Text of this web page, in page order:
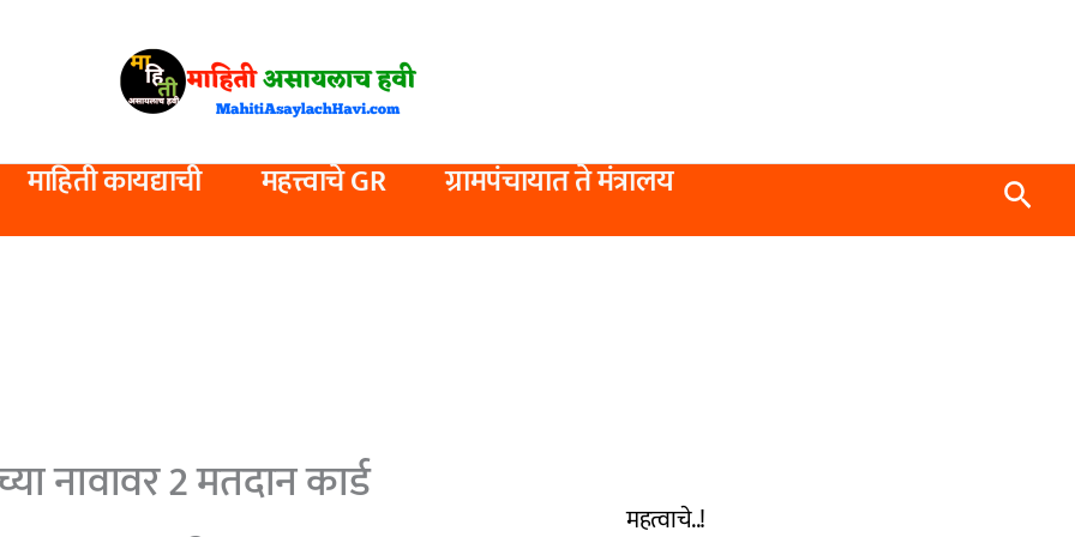
माहिती कायद्याची महत्त्वाचे GR ग्रामपंचायात ते मंत्रालय
नावावर 2 मतदान कार्ड
महत्वाचे..!